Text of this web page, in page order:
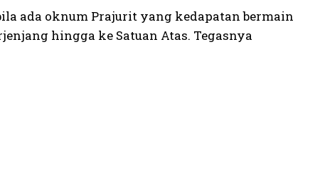
ada oknum Prajurit yang kedapatan bermain
hingga ke Satuan Atas. Tegasnya